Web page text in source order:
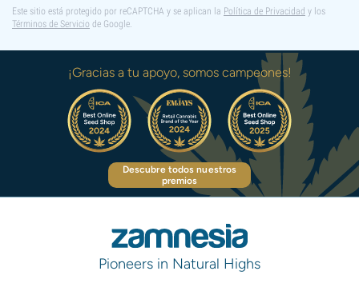
Este sitio está protegido por reCAPTCHA y se aplican la Política de Privacidad y los
Términos de Servicio de Google.
¡Gracias a tu apoyo, somos campeones!
Descubre todos nuestros
premios
Pioneers in Natural Highs